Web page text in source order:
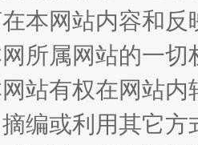
县开幕 规模
在本网站内容和
所属网站的一
站有权在网站
编或利用其它